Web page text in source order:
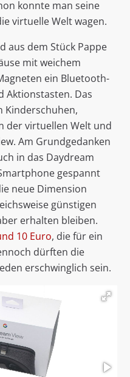
konnte man seine
virtuelle Welt wagen.
aus dem Stück Pappe
mit weichem
ein Bluetooth-
Aktionstasten. Das
Kinderschuhen,
der virtuellen Welt und
Am Grundgedanken
in das Daydream
gespannt
neue Dimension
günstigen
erhalten bleiben.
10 Euro, die für ein
dürften die
erschwinglich sein.